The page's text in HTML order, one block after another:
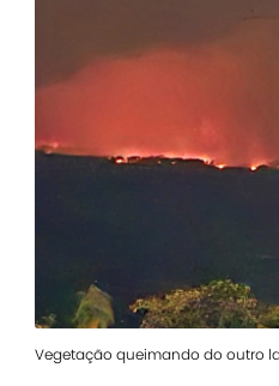
Vegetação queimando do outro